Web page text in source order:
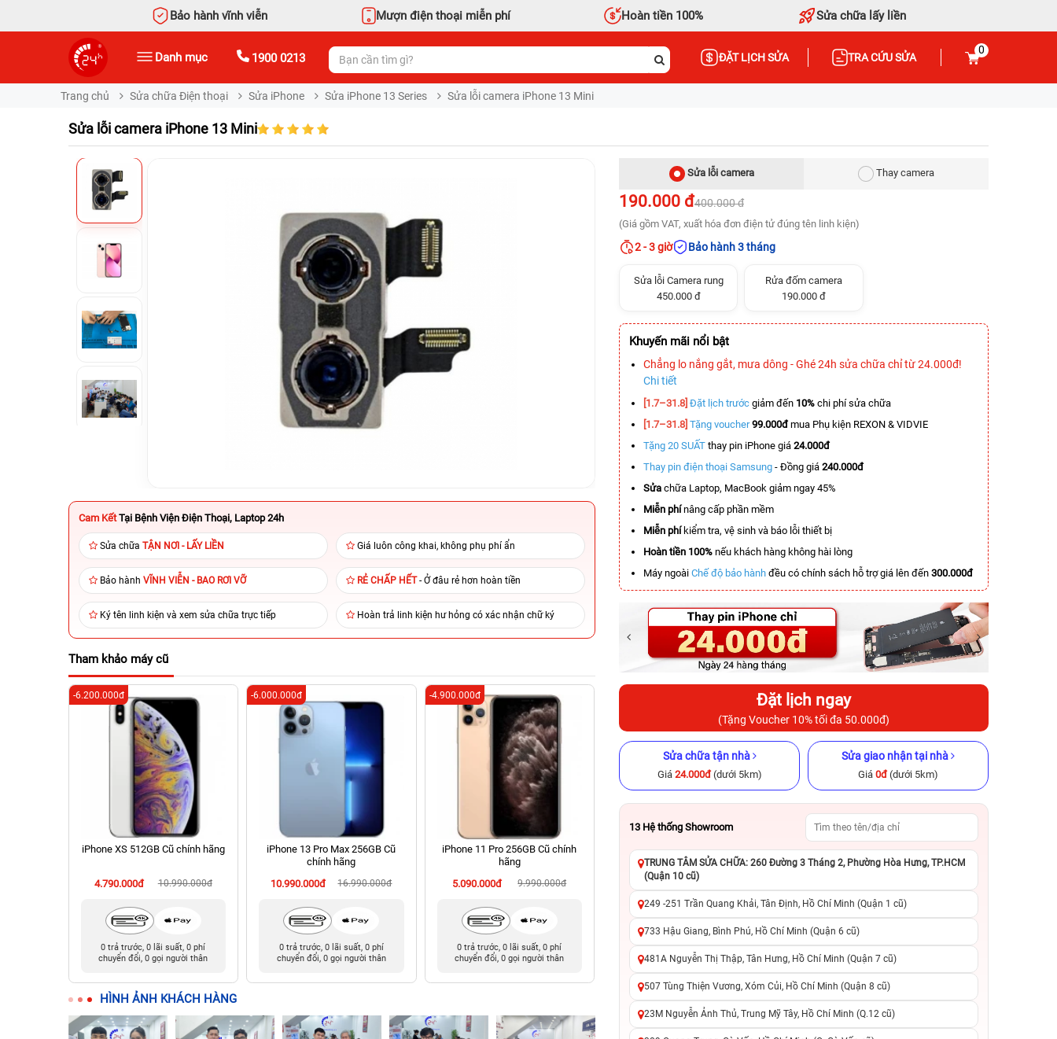
Bảo hành vĩnh viễn Mượn điện thoại miễn phí Hoàn tiền 100% Sửa chữa lấy liền
Danh mục 1900 0213 ĐẶT LỊCH SỬA TRA CỨU SỬA
0
Trang chủ Sửa chữa Điện thoại Sửa iPhone Sửa iPhone 13 Series Sửa lỗi camera iPhone 13 Mini
Sửa lỗi camera iPhone 13 Mini
Cam Kết Tại Bệnh Viện Điện Thoại, Laptop 24h
Sửa chữa TẬN NƠI - LẤY LIỀN Giá luôn công khai, không phụ phí ẩn
Bảo hành VĨNH VIỄN - BAO RƠI VỠ RẺ CHẤP HẾT- Ở đâu rẻ hơn hoàn tiền
Ký tên linh kiện và xem sửa chữa trực tiếp Hoàn trả linh kiện hư hỏng có xác nhận chữ ký
Tham khảo máy cũ
iPhone XS 512GB Cũ chính hãng
4.790.000đ 10.990.000đ
-6.200.000đ
0 trả trước, 0 lãi suất, 0 phí
chuyển đổi, 0 gọi người thân
iPhone 13 Pro Max 256GB Cũ
chính hãng
10.990.000đ
16.990.000đ
-6.000.000đ
0 trả trước, 0 lãi suất, 0 phí
chuyển đổi, 0 gọi người thân
iPhone 11 Pro 256GB Cũ chính
hãng
5.090.000đ
9.990.000đ
-4.900.000đ
0 trả trước, 0 lãi suất, 0 phí
chuyển đổi, 0 gọi người thân
iPhone XS Max 512GB Cũ chính
hãng
6.490.000đ
13.290.000đ
0 trả trước, 0 lãi suất, 0 phí
chuyển đổi, 0 gọi người thân
iPhone 16 Pro Max 256GB Cũ
chính hãng
-4.509.000đ
0 trả trước, 0 lãi suất, 0 phí
chuyển đổi, 0 gọi người thân
-8.500.000đ
HÌNH ẢNH KHÁCH HÀNG
Sửa lỗi camera Thay camera
190.000 đ400.000 đ
(Giá gồm VAT, xuất hóa đơn điện tử đúng tên linh kiện)
2 - 3 giờ Bảo hành 3 tháng
Sửa lỗi Camera rung
450.000 đ
Rửa đốm camera
190.000 đ
Khuyến mãi nổi bật
Chẳng lo nắng gắt, mưa dông - Ghé 24h sửa chữa chỉ từ 24.000đ!
Chi tiết
[1.7–31.8] Đặt lịch trước giảm đến 10% chi phí sửa chữa
[1.7–31.8] Tặng voucher 99.000đmua Phụ kiện REXON & VIDVIE
Tặng 20 SUẤT thay pin iPhone giá 24.000đ
Thay pin điện thoại Samsung - Đồng giá 240.000đ
Sửa chữa Laptop, MacBook giảm ngay 45%
Miễn phínâng cấp phần mềm
Miễn phíkiểm tra, vệ sinh và báo lỗi thiết bị
Hoàn tiền 100% nếu khách hàng không hài lòng
Máy ngoài Chế độ bảo hành đều có chính sách hỗ trợ giá lên đến 300.000đ
Đặt lịch ngay
(Tặng Voucher 10% tối đa 50.000đ)
Sửa chữa tận nhà
Giá 24.000đ(dưới 5km)
Sửa giao nhận tại nhà
Giá 0đ(dưới 5km)
13 Hệ thống Showroom
TRUNG TÂM SỬA CHỮA: 260 Đường 3 Tháng 2, Phường Hòa Hưng, TP.HCM
(Quận 10 cũ)
249 -251 Trần Quang Khải, Tân Định, Hồ Chí Minh (Quận 1 cũ)
733 Hậu Giang, Bình Phú, Hồ Chí Minh (Quận 6 cũ)
481A Nguyễn Thị Thập, Tân Hưng, Hồ Chí Minh (Quận 7 cũ)
507 Tùng Thiện Vương, Xóm Củi, Hồ Chí Minh (Quận 8 cũ)
23M Nguyễn Ảnh Thủ, Trung Mỹ Tây, Hồ Chí Minh (Q.12 cũ)